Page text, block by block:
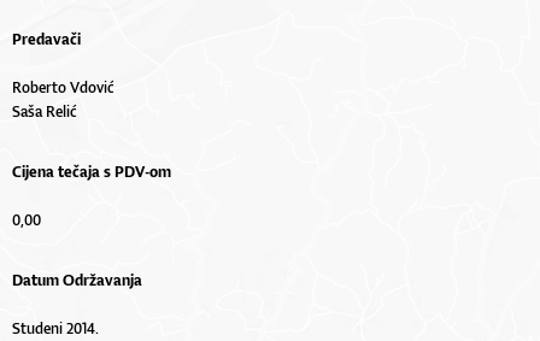
Predavači
Roberto Vdović
Saša Relić
Cijena tečaja s PDV-om
0,00
Datum Održavanja
Studeni 2014.